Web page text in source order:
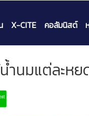
X-CITE คอลัมนิสต์
นมแต่ละหย